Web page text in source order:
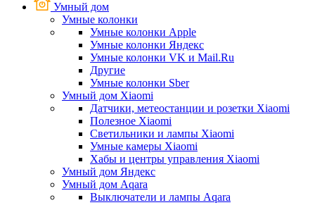
Умный дом
Умные колонки
Умные колонки Apple
Умные колонки Яндекс
Умные колонки VK и Mail.Ru
Другие
Умные колонки Sber
Умный дом Xiaomi
Датчики, метеостанции и розетки Xiaomi
Полезное Xiaomi
Светильники и лампы Xiaomi
Умные камеры Xiaomi
Хабы и центры управления Xiaomi
Умный дом Яндекс
Умный дом Aqara
Выключатели и лампы Aqara